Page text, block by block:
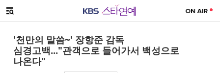
메뉴 열기
'천만의 말씀~' 장항준 감독
심경고백..."관객으로 들어가서 백성으로
나온다"
페이스북
트위터
네이버
URL복사
글씨 작게보기
글씨 크게보기